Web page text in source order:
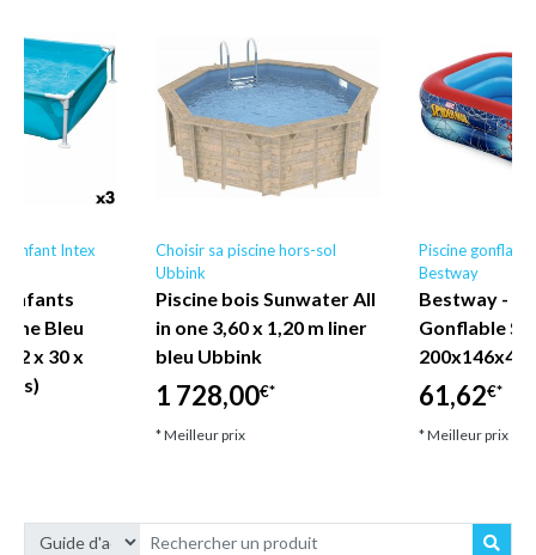
enfant Intex
enfants
Bleu
x 30 x
Choisir sa piscine hors-sol
Ubbink
Piscine bois Sunwater All
in one 3,60 x 1,20 m liner
bleu Ubbink
1 728,00€*
* Meilleur prix
Piscine
Bestway
Bestway -
Gonflable
200x146x48
61,62€*
* Meilleur prix